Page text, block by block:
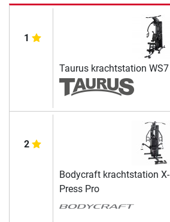
1
Taurus krachtstation WS7
2
Bodycraft krachtstation X-
Press Pro